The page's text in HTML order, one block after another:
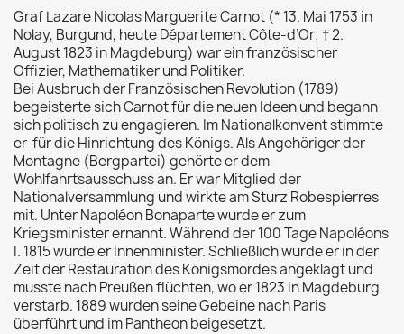
Graf Lazare Nicolas Marguerite Carnot (* 13. Mai 1753 in
Nolay, Burgund, heute Département Côte-d’Or; † 2.
August 1823 in Magdeburg) war ein französischer
Offizier, Mathematiker und Politiker.
Bei Ausbruch der Französischen Revolution (1789)
begeisterte sich Carnot für die neuen Ideen und begann
sich politisch zu engagieren. Im Nationalkonvent stimmte
er für die Hinrichtung des Königs. Als Angehöriger der
Montagne (Bergpartei) gehörte er dem
Wohlfahrtsausschuss an. Er war Mitglied der
Nationalversammlung und wirkte am Sturz Robespierres
mit. Unter Napoléon Bonaparte wurde er zum
Kriegsminister ernannt. Während der 100 Tage Napoléons
I. 1815 wurde er Innenminister. Schließlich wurde er in der
Zeit der Restauration des Königsmordes angeklagt und
musste nach Preußen flüchten, wo er 1823 in Magdeburg
verstarb. 1889 wurden seine Gebeine nach Paris
überführt und im Pantheon beigesetzt.